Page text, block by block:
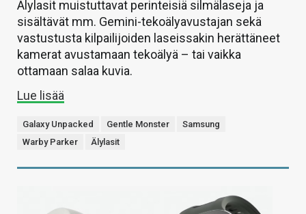
Älylasit muistuttavat perinteisiä silmälaseja ja
sisältävät mm. Gemini-tekoälyavustajan sekä
vastustusta kilpailijoiden laseissakin herättäneet
kamerat avustamaan tekoälyä – tai vaikka
ottamaan salaa kuvia.
Lue lisää
Galaxy Unpacked Gentle Monster
Samsung
Warby Parker
Älylasit